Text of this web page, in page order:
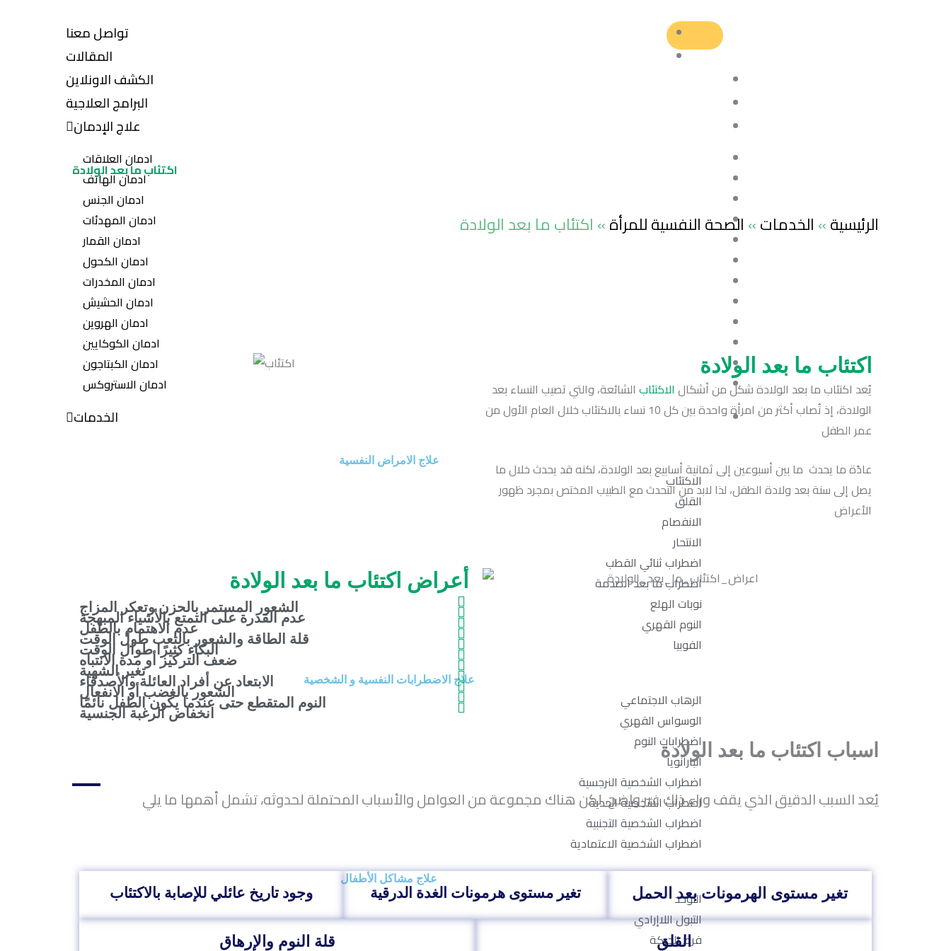
تواصل معنا
المقالات
الكشف الاونلاين
البرامج العلاجية
علاج الإدمان
ادمان العلاقات
ادمان الهاتف
ادمان الجنس
ادمان المهدئات
ادمان القمار
ادمان الكحول
ادمان المخدرات
ادمان الحشيش
ادمان الهروين
ادمان الكوكايين
ادمان الكبتاجون
ادمان الاستروكس
الخدمات
علاج الامراض النفسية
الاكتئاب
القلق
الانفصام
الانتحار
اضطراب ثنائي القطب
اضطراب ما بعد الصدمة
نوبات الهلع
النوم القهري
الفوبيا
علاج الاضطرابات النفسية و الشخصية
الرهاب الاجتماعي
الوسواس القهري
اضطرابات النوم
البارانويا
اضطراب الشخصية النرجسية
اضطراب الشخصية الحدية
اضطراب الشخصية التجنبية
اضطراب الشخصية الاعتمادية
علاج مشاكل الأطفال
التوحد
التبول اللاإرادي
فرط الحركة
اكتئاب ما بعد الولادة
الرئيسية»الخدمات»الصحة النفسية للمرأة»اكتئاب ما بعد الولادة
اكتئاب ما بعد الولادة
يُعد اكتئاب ما بعد الولادة شكل من أشكال الاكتئاب الشائعة، والتي تصيب النساء بعد
الولادة، إذ تُصاب أكثر من امرأة واحدة بين كل 10 نساء بالاكتئاب خلال العام الأول من
عمر الطفل
عادًة ما يحدث ما بين أسبوعين إلى ثمانية أسابيع بعد الولادة، لكنه قد يحدث خلال ما
يصل إلى سنة بعد ولادة الطفل، لذا لابد من التحدث مع الطبيب المختص بمجرد ظهور
الأعراض
أعراض اكتئاب ما بعد الولادة
الشعور المستمر بالحزن وتعكر المزاج
عدم القدرة على التمتع بالأشياء المبهجة
عدم الاهتمام بالطفل
قلة الطاقة والشعور بالتعب طول الوقت
البكاء كثيرًا طوال الوقت
ضعف التركيز أو مدة الانتباه
تغير الشهية
الابتعاد عن أفراد العائلة والأصدقاء
الشعور بالغضب أو الانفعال
النوم المتقطع حتى عندما يكون الطفل نائمًا
انخفاض الرغبة الجنسية
اسباب اكتئاب ما بعد الولادة
يُعد السبب الدقيق الذي يقف وراء ذلك غير واضح، لكن هناك مجموعة من العوامل والأسباب المحتملة لحدوثه، تشمل أهمها ما يلي
وجود تاريخ عائلي للإصابة بالاكتئاب تغير مستوى هرمونات الغدة الدرقية تغير مستوى الهرمونات بعد الحمل
قلة النوم والإرهاق القلق